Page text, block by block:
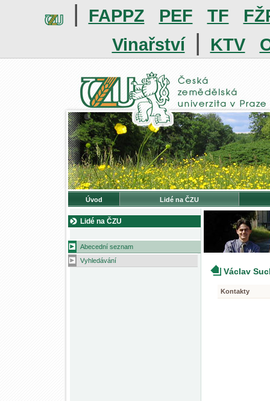
| FAPPZ PEF TF
Vinařství | KTV
Úvod Lidé na ČZU
Lidé na ČZU
Abecední seznam
Vyhledávání
Václav
Kontakty